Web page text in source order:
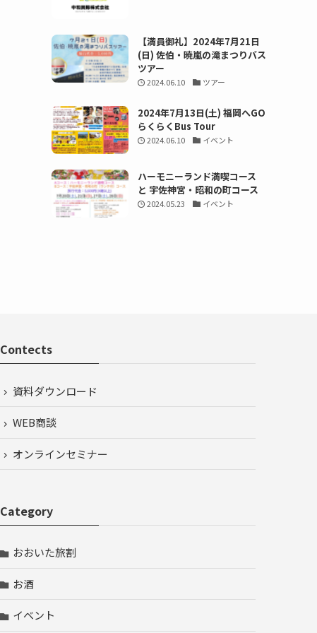
【満員御礼】2024年7月21日
(日) 佐伯・暁嵐の滝まつりバス
ツアー
2024.06.10 ツアー
2024年7月13日(土) 福岡へGO
らくらくBus Tour
2024.06.10 イベント
ハーモニーランド満喫コース
と 宇佐神宮・昭和の町コース
2024.05.23 イベント
Contects
資料ダウンロード
WEB商談
オンラインセミナー
Category
おおいた旅割
お酒
イベント